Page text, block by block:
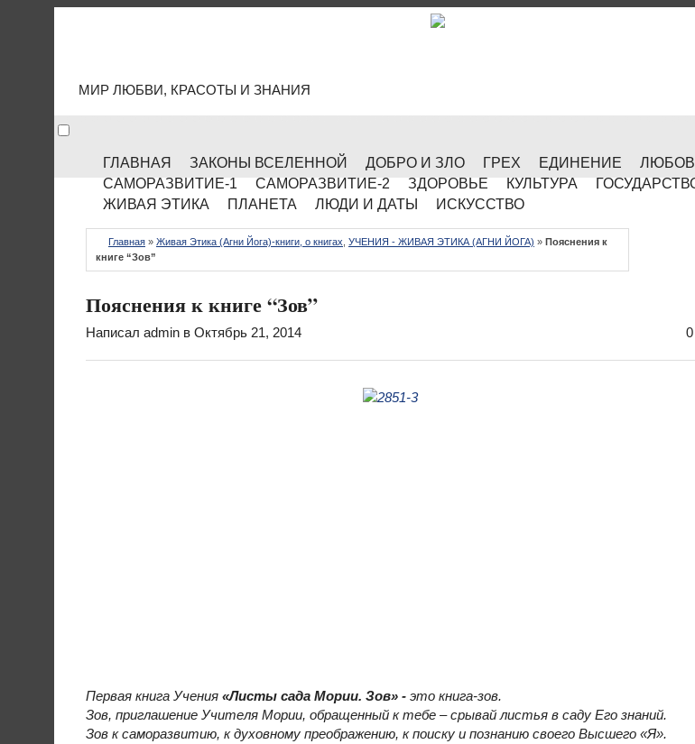
МИР ЛЮБВИ, КРАСОТЫ И ЗНАНИЯ
ГЛАВНАЯ ЗАКОНЫ ВСЕЛЕННОЙ ДОБРО И ЗЛО ГРЕХ ЕДИНЕНИЕ
САМОРАЗВИТИЕ-1
САМОРАЗВИТИЕ-2 ЗДОРОВЬЕ КУЛЬТУРА
ЖИВАЯ ЭТИКА
ПЛАНЕТА ЛЮДИ И ДАТЫ ИСКУССТВО
Главная » Живая Этика (Агни Йога)-книги, о книгах УЧЕНИЯ - ЖИВАЯ ЭТИКА (АГНИ ЙОГА) » Пояснения к
книге “Зов”
Пояснения к книге “Зов”
Написал admin в Октябрь 21, 2014
Первая книга Учения «Листы сада Мории. Зов» - это книга-зов.
Зов, приглашение Учителя Мории, обращенный к тебе – срывай листья в саду Его знаний.
Зов к саморазвитию, к духовному преображению, к поиску и познанию своего Высшего «Я».